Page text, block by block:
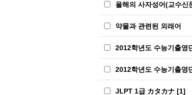
올해의 사자성어(교수신
약물과 관련된 외래어
2012학년도 수능기출영
2012학년도 수능기출영
JLPT 1급 カタカナ [1]